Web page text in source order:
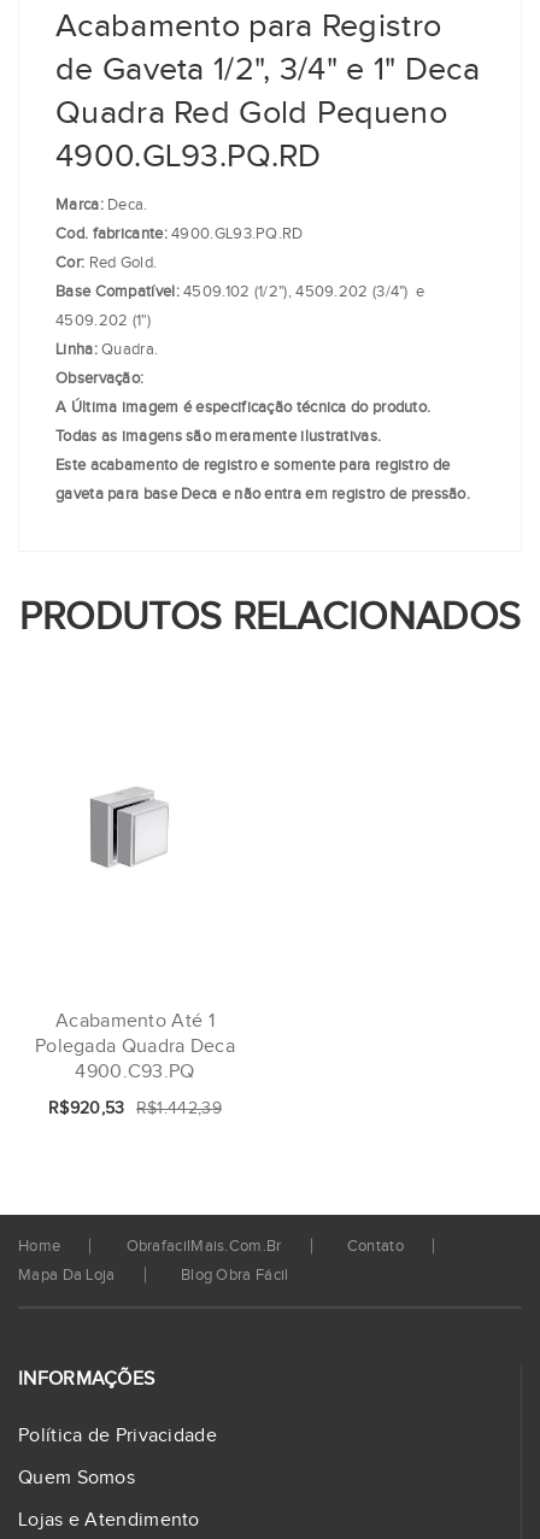
Acabamento para Registro
de Gaveta 1/2", 3/4" e 1" Deca
Quadra Red Gold Pequeno
4900.GL93.PQ.RD
Marca:Deca.
Cod. fabricante:4900.GL93.PQ.RD
Cor: Red Gold.
Base Compatível:4509.102 (1/2"), 4509.202 (3/4") e
4509.202 (1")
Linha:Quadra.
Observação:
A Última imagem é especificação técnica do produto.
Todas as imagens são meramente ilustrativas.
Este acabamento de registro e somente para registro de
gaveta para base Deca e não entra em registro de pressão.
PRODUTOS RELACIONADOS
Acabamento Até 1
Polegada Quadra Deca
4900.C93.PQ
R$920,53 R$1.442,39
Home ObrafacilMais.com.br
Contato
Mapa Da Loja
Blog Obra Fácil
INFORMAÇÕES
Política de Privacidade
Quem Somos
Lojas e Atendimento